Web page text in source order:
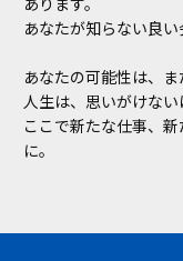
あなたが知らない良
あなたの可能性は、
人生は、思いがけない
ここで新たな仕事、
に。